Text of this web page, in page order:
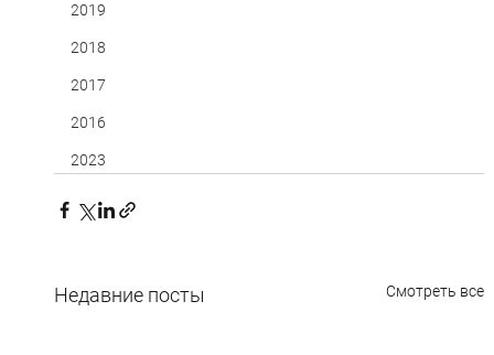
2019
2018
2017
2016
2023
Недавние посты Смотреть все